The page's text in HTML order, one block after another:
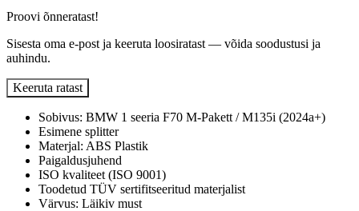
Proovi õnneratast!
Sisesta oma e-post ja keeruta loosiratast — võida soodustusi ja
auhindu.
Keeruta ratast
Sobivus: BMW 1 seeria F70 M-Pakett / M135i (2024a+)
Esimene splitter
Materjal: ABS Plastik
Paigaldusjuhend
ISO kvaliteet (ISO 9001)
Toodetud TÜV sertifitseeritud materjalist
Värvus: Läikiv must